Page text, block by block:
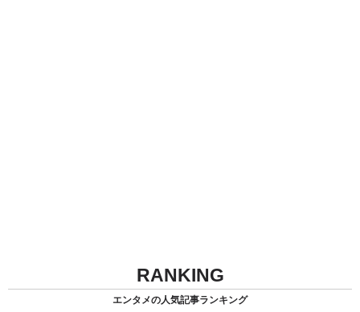
RANKING
エンタメの人気記事ランキング